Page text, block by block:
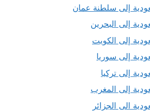
إلى سلطنة عمان
إلى البحرين
إلى الكويت
إلى سوريا
إلى تركيا
إلى المغرب
الى الجزائر